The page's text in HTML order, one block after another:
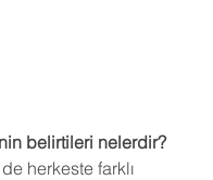
belirtileri nelerdir?
herkeste farklı